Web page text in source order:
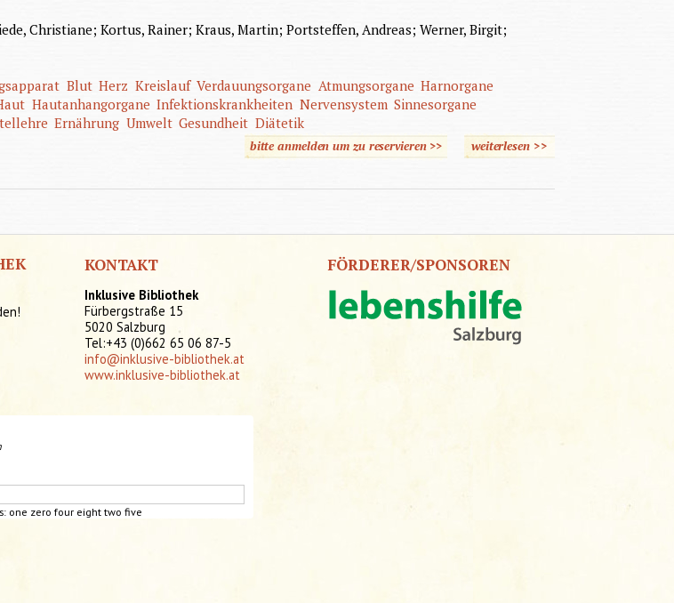
Christiane; Kortus, Rainer; Kraus, Martin; Portsteffen, Andreas; Werner, Birgit;
Blut Herz Kreislauf Verdauungsorgane Atmungsorgane Harnorgane
Hautanhangorgane Infektionskrankheiten Nervensystem Sinnesorgane
Ernährung Umwelt Gesundheit Diätetik
bitte anmelden um zu reservieren >> weiterlesenüber Krankenpflegehilfe
>>
one zero four eight two five
KONTAKT
Inklusive Bibliothek
Fürbergstraße 15
5020 Salzburg
Tel:+43 (0)662 65 06 87-5
info@inklusive-bibliothek.at
www.inklusive-bibliothek.at
FÖRDERER/SPONSOREN